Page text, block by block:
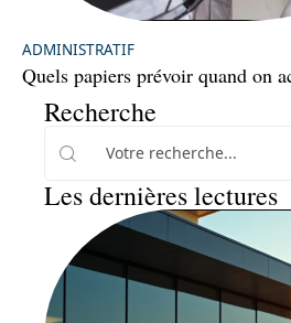
ADMINISTRATIF
Quels papiers prévoir quand on
Recherche
Les dernières lectures